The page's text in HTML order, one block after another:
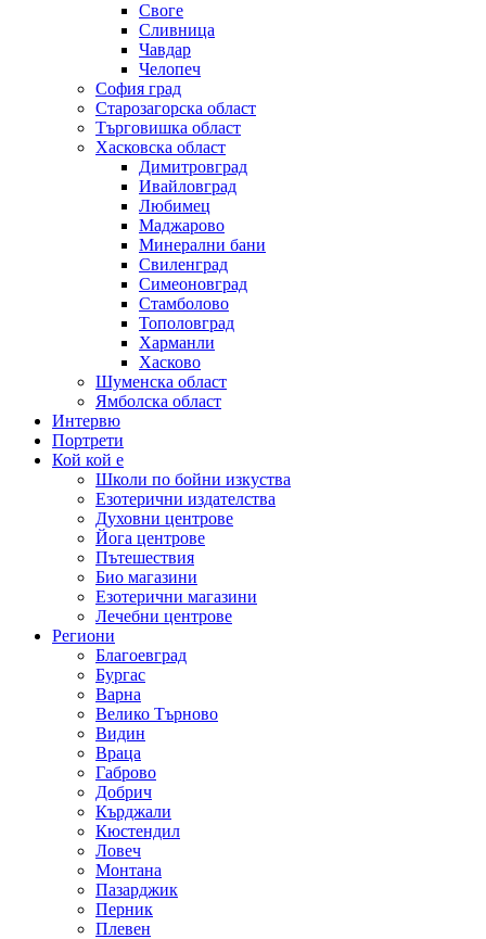
Своге
Сливница
Чавдар
Челопеч
София град
Старозагорска област
Търговишка област
Хасковска област
Димитровград
Ивайловград
Любимец
Маджарово
Минерални бани
Свиленград
Симеоновград
Стамболово
Тополовград
Харманли
Хасково
Шуменска област
Ямболска област
Интервю
Портрети
Кой кой е
Школи по бойни изкуства
Езотерични издателства
Духовни центрове
Йога центрове
Пътешествия
Био магазини
Езотерични магазини
Лечебни центрове
Региони
Благоевград
Бургас
Варна
Велико Търново
Видин
Враца
Габрово
Добрич
Кърджали
Кюстендил
Ловеч
Монтана
Пазарджик
Перник
Плевен